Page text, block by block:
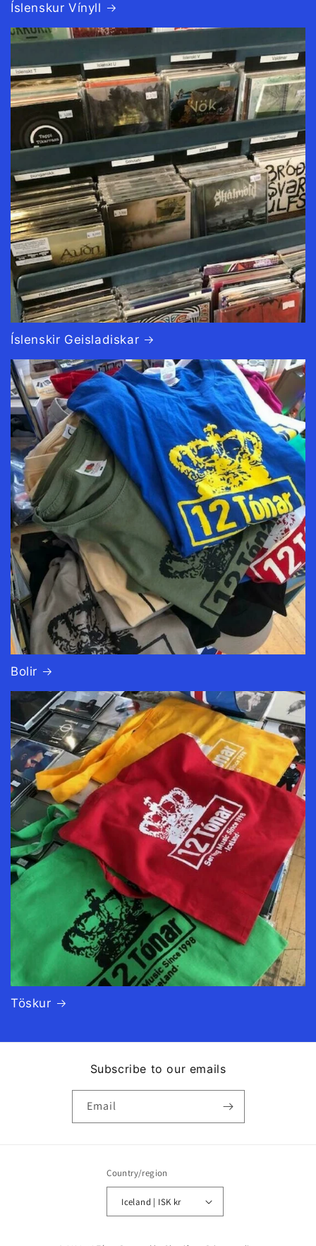
Íslenskur Vínyll
Íslenskir Geisladiskar
Bolir
Töskur
Subscribe to our emails
Email
Country/region
Iceland | ISK kr